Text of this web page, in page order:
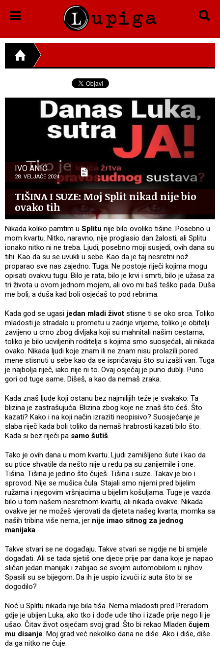
IVO ANIĆ
28. VELJAČE 2024.
TIŠINA I SUZE: Moj Split nikad nije bio
ovako tih
Nikada koliko pamtim u Splitu nije bilo ovoliko tišine. Posebno u
mom kvartu. Nitko, naravno, nije proglasio dan žalosti, ali Splitu
ionako nitko ni ne treba. Ljudi, posebno moji susjedi, ovih dana su
tihi. Kao da su se uvukli u sebe. Kao da je taj nesretni nož
proparao sve nas zajedno. Tuga. Ne postoje riječi kojima mogu
opisati ovakvu tugu. Bilo je rata, bilo je krvi i smrti, bilo je užasa za
tri života u ovom jednom mojem, ali ovo mi baš teško pada. Duša
me boli, a duša kad boli osjećaš to pod rebrima.
Kada god se ugasi jedan mladi život stisne ti se oko srca. Toliko
mladosti je stradalo u prometu u zadnje vrijeme, toliko je obitelji
zavijeno u crno zbog divljaka koji su mahnitali našim cestama,
toliko je bilo ucviljenih roditelja s kojima smo suosjećali, ali nikada
ovako. Nikada ljudi koje znam ili ne znam nisu prolazili pored
mene stisnuti u sebe kao da se ispričavaju što su izašli van. Tuga
je najbolja riječ, iako nije ni to. Ovaj osjećaj je puno dublji. Puno
gori od tuge same. Dišeš, a kao da nemaš zraka.
Kada znaš ljude koji ostanu bez najmilijih teže je svakako. Ta
blizina je zastrašujuća. Blizina zbog koje ne znaš što ćeš. Što
kazati? Kako i na koji način izraziti neopisivo? Suosjećanje je
slaba riječ kada boli toliko da nemaš hrabrosti kazati bilo što.
Kada si bez riječi pa samo šutiš.
Tako je ovih dana u mom kvartu. Ljudi zamišljeno šute i kao da
su ptice shvatile da nešto nije u redu pa su zanijemile i one.
Tišina. Tišina je jedino što čuješ. Tišina i suze. Takav je bio i
sprovod. Nije se mušica čula. Stajali smo nijemi pred bijelim
ružama i njegovim vršnjacima u bijelim košuljama. Tuge je vazda
bilo u tom našem nesretnom kvartu, ali nikada ovakve. Nikada
ovakve jer ne možeš vjerovati da djeteta našeg kvarta, momka sa
naših tribina više nema, jer nije imao sitnog za jednog
manijaka.
Takve stvari se ne događaju. Takve stvari se nigdje ne bi smjele
događati. Ali se tada sjetiš one djece prije par dana koje je napao
sličan jedan manijak i zabijao se svojim automobilom u njihov.
Spasili su se bijegom. Da ih je uspio izvući iz auta što bi se
dogodilo?
Noć u Splitu nikada nije bila tiša. Nema mladosti pred Preradom
gdje je ubijen Luka, ako tko i dođe uđe tiho i izađe prije nego li je
ušao. Čitav život osjećam svoj grad. Što bi rekao Mladen čujem
mu disanje. Moj grad već nekoliko dana ne diše. Ako i diše, diše
da ga nitko ne čuje.